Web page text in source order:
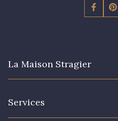
La Maison Stragier
Services